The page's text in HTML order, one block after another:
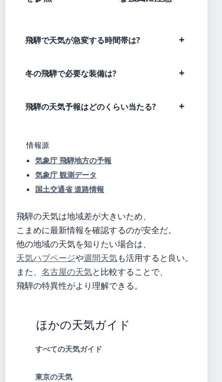
飛騨で天気が急変する時間帯は?
冬の飛騨で必要な装備は?
飛騨の天気予報はどのくらい当たる?
情報源
気象庁 飛騨地方の予報
気象庁 観測データ
国土交通省 道路情報
飛騨の天気は地域差が大きいため、
こまめに最新情報を確認するのが安全だ。
他の地域の天気を知りたい場合は、
天気ハブページや週間天気も活用すると良い。
また、 名古屋の天気と比較することで、
飛騨の特異性がより理解できる。
ほかの天気ガイド
すべての天気ガイド
東京の天気